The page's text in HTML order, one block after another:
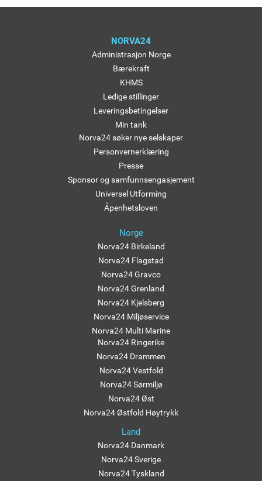
NORVA24
Administrasjon Norge
Bærekraft
KHMS
Ledige stillinger
Leveringsbetingelser
Min tank
Norva24 søker nye selskaper
Personvernerklæring
Presse
Sponsor og samfunnsengasjement
Universel Utforming
Åpenhetsloven
Norge
Norva24 Birkeland
Norva24 Flagstad
Norva24 Gravco
Norva24 Grenland
Norva24 Kjelsberg
Norva24 Miljøservice
Norva24 Multi Marine
Norva24 Ringerike
Norva24 Drammen
Norva24 Vestfold
Norva24 Sørmiljø
Norva24 Øst
Norva24 Østfold Høytrykk
Land
Norva24 Danmark
Norva24 Sverige
Norva24 Tyskland